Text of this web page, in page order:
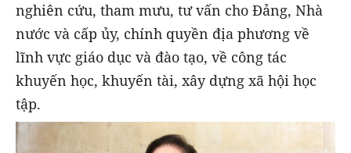
nghiên cứu, tham mưu, tư vấn cho Đảng, Nhà
nước và cấp ủy, chính quyền địa phương về
lĩnh vực giáo dục và đào tạo, về công tác
khuyến học, khuyến tài, xây dựng xã hội học
tập.